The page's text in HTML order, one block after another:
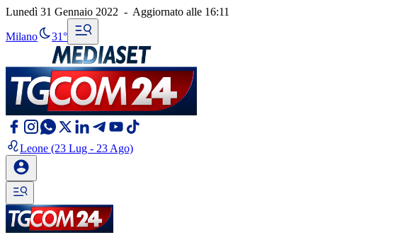
Lunedì 31 Gennaio 2022 - Aggiornato alle 16:11
Milano 31°
Leone (23 Lug - 23 Ago)